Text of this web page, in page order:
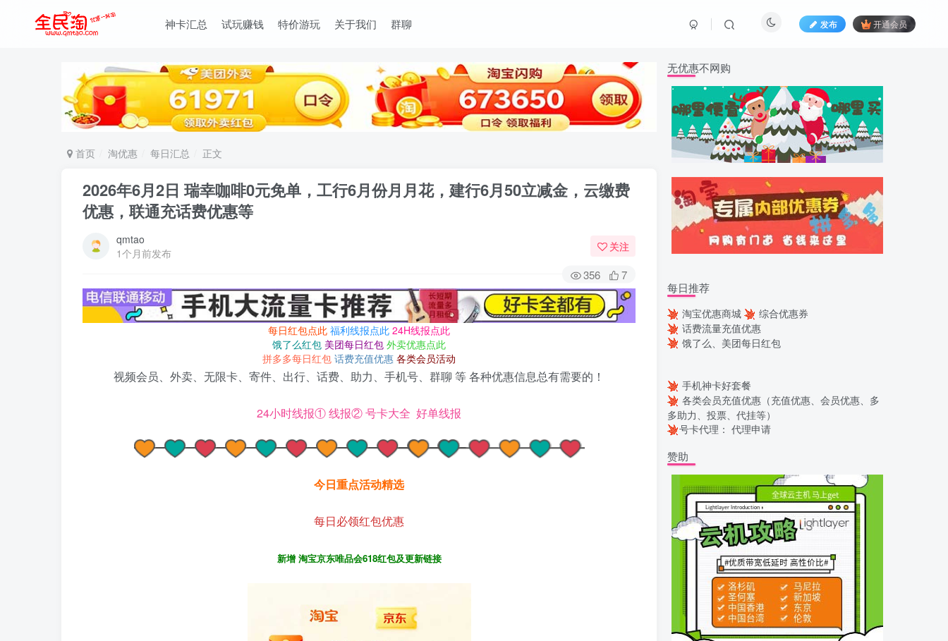
神卡汇总 试玩赚钱 特价游玩 关于我们 群聊 发布 开通会员
首页 淘优惠 每日汇总 正文
2026年6月2日 瑞幸咖啡0元免单，工行6月份月月花，建行6月50立减金，云缴费
优惠，联通充话费优惠等
qmtao
1个月前发布
关注
356 7
每日红包点此 福利线报点此 24H线报点此
饿了么红包 美团每日红包 外卖优惠点此
拼多多每日红包 话费充值优惠 各类会员活动
视频会员、外卖、无限卡、寄件、出行、话费、助力、手机号、群聊 等 各种优惠信息总有需要的！
24小时线报①线报②号卡大全 好单线报
今日重点活动精选
每日必领红包优惠
新增 淘宝京东唯品会618红包及更新链接
无优惠不网购
每日推荐
淘宝优惠商城
综合优惠券
话费流量充值优惠
饿了么、美团每日红包
手机神卡好套餐
各类会员充值优惠（充值优惠、会员优惠、多
多助力、投票、代挂等）
号卡代理： 代理申请
赞助